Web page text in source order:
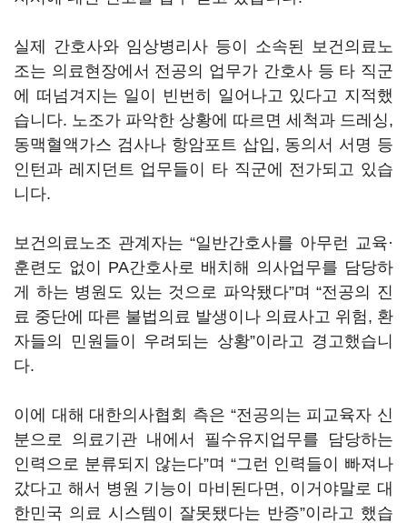
실제 간호사와 임상병리사 등이 소속된 보건의료노
조는 의료현장에서 전공의 업무가 간호사 등 타 직군
에 떠넘겨지는 일이 빈번히 일어나고 있다고 지적했
습니다. 노조가 파악한 상황에 따르면 세척과 드레싱,
동맥혈액가스 검사나 항암포트 삽입, 동의서 서명 등
인턴과 레지던트 업무들이 타 직군에 전가되고 있습
니다.
보건의료노조 관계자는 “일반간호사를 아무런 교육·
훈련도 없이 PA간호사로 배치해 의사업무를 담당하
게 하는 병원도 있는 것으로 파악됐다”며 “전공의 진
료 중단에 따른 불법의료 발생이나 의료사고 위험, 환
자들의 민원들이 우려되는 상황”이라고 경고했습니
다.
이에 대해 대한의사협회 측은 “전공의는 피교육자 신
분으로 의료기관 내에서 필수유지업무를 담당하는
인력으로 분류되지 않는다”며 “그런 인력들이 빠져나
갔다고 해서 병원 기능이 마비된다면, 이거야말로 대
한민국 의료 시스템이 잘못됐다는 반증”이라고 했습